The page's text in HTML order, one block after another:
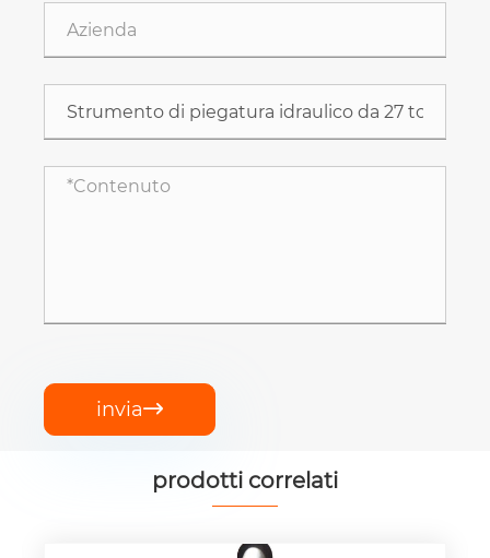
invia
prodotti correlati